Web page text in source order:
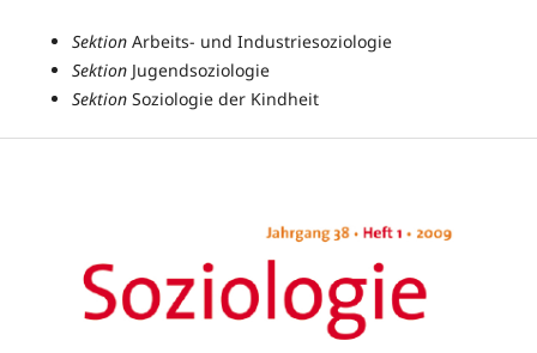
Sektion Arbeits- und Industriesoziologie
Sektion Jugendsoziologie
Sektion Soziologie der Kindheit